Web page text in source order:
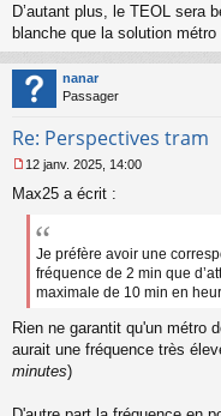
e
n
o
n
l
u
D’autant plus, le TEOL sera
blanche que la solution métro
nanar
Passager
Re: Perspectives tram
e
s
l
u
12 janv. 2025, 14:00
Max25 a écrit :
Je préfère avoir une
fréquence de 2 min que
maximale de 10 min en
Rien ne garantit qu'un métro
aurait une fréquence très
minutes)